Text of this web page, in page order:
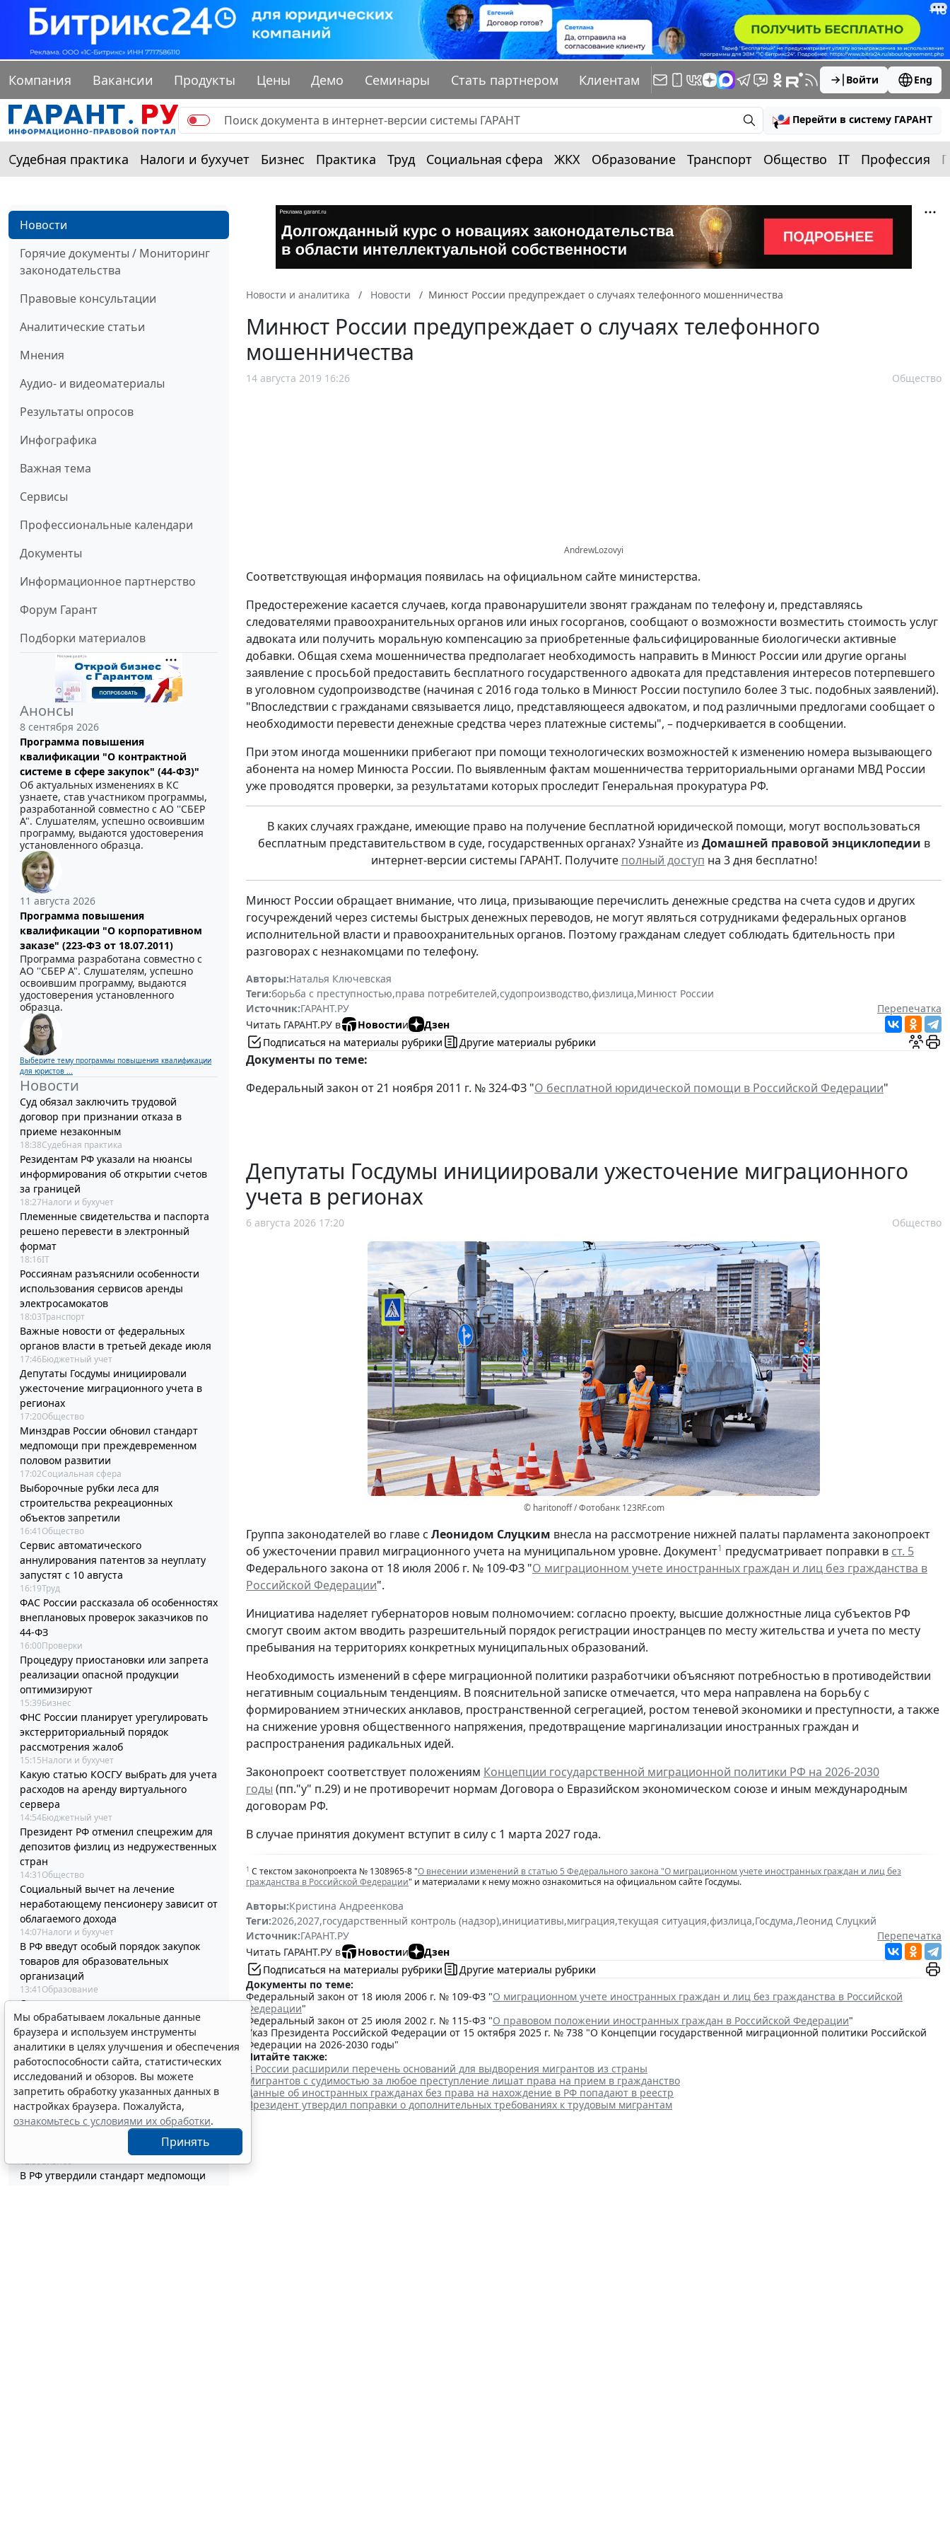
Компания Вакансии Продукты Цены Демо Семинары Стать партнером Клиентам Войти Eng
Перейти в систему ГАРАНТ
Судебная практика Налоги и бухучет Бизнес Практика Труд Социальная сфера ЖКХ Образование Транспорт Общество IT Профессия
Новости
Горячие документы / Мониторинг
законодательства
Правовые консультации
Аналитические статьи
Мнения
Аудио- и видеоматериалы
Результаты опросов
Инфографика
Важная тема
Сервисы
Профессиональные календари
Документы
Информационное партнерство
Форум Гарант
Подборки материалов
Анонсы
8 сентября 2026
Программа повышения
квалификации "О контрактной
системе в сфере закупок" (44-ФЗ)"
Об актуальных изменениях в КС
узнаете, став участником программы,
разработанной совместно с АО ''СБЕР
А". Слушателям, успешно освоившим
программу, выдаются удостоверения
установленного образца.
11 августа 2026
Программа повышения
квалификации "О корпоративном
заказе" (223-ФЗ от 18.07.2011)
Программа разработана совместно с
АО ''СБЕР А". Слушателям, успешно
освоившим программу, выдаются
удостоверения установленного
образца.
Выберите тему программы повышения квалификации
для юристов ...
Новости
Суд обязал заключить трудовой
договор при признании отказа в
приеме незаконным
18:38Судебная практика
Резидентам РФ указали на нюансы
информирования об открытии счетов
за границей
18:27Налоги и бухучет
Племенные свидетельства и паспорта
решено перевести в электронный
формат
18:16IT
Россиянам разъяснили особенности
использования сервисов аренды
электросамокатов
18:03Транспорт
Важные новости от федеральных
органов власти в третьей декаде июля
17:46Бюджетный учет
Депутаты Госдумы инициировали
ужесточение миграционного учета в
регионах
17:20Общество
Минздрав России обновил стандарт
медпомощи при преждевременном
половом развитии
17:02Социальная сфера
Выборочные рубки леса для
строительства рекреационных
объектов запретили
16:41 Общество
Сервис автоматического
аннулирования патентов за неуплату
запустят с 10 августа
16:19Труд
ФАС России рассказала об особенностях
внеплановых проверок заказчиков по
44-ФЗ
16:00Проверки
Процедуру приостановки или запрета
реализации опасной продукции
оптимизируют
15:39Бизнес
ФНС России планирует урегулировать
экстерриториальный порядок
рассмотрения жалоб
15:15Налоги и бухучет
Какую статью КОСГУ выбрать для учета
расходов на аренду виртуального
сервера
14:54Бюджетный учет
Президент РФ отменил спецрежим для
депозитов физлиц из недружественных
стран
14:31 Общество
Социальный вычет на лечение
неработающему пенсионеру зависит от
облагаемого дохода
14:07Налоги и бухучет
В РФ введут особый порядок закупок
товаров для образовательных
организаций
13:41 Образование
Отчет о выполнении квоты для приема
на работу инвалидов надо сдать до 12
октября
13:20Труд
Адвокатские палаты вправе применять
УСН при соблюдении условий и
ограничений
12:58Налоги и бухучет
Контракты по однородным товарам
можно заключать с одним и тем же
12:39Бизнес
В РФ утвердили стандарт медпомощи
Новости и аналитика Новости Минюст России предупреждает о случаях телефонного мошенничества
Минюст России предупреждает о случаях телефонного
мошенничества
14 августа 2019 16:26 Общество
AndrewLozovyi
Соответствующая информация появилась на официальном сайте министерства.
Предостережение касается случаев, когда правонарушители звонят гражданам по телефону и, представляясь
следователями правоохранительных органов или иных госорганов, сообщают о возможности возместить стоимость услуг
адвоката или получить моральную компенсацию за приобретенные фальсифицированные биологически активные
добавки. Общая схема мошенничества предполагает необходимость направить в Минюст России или другие органы
заявление с просьбой предоставить бесплатного государственного адвоката для представления интересов потерпевшего
в уголовном судопроизводстве (начиная с 2016 года только в Минюст России поступило более 3 тыс. подобных заявлений).
"Впоследствии с гражданами связывается лицо, представляющееся адвокатом, и под различными предлогами сообщает о
необходимости перевести денежные средства через платежные системы", – подчеркивается в сообщении.
При этом иногда мошенники прибегают при помощи технологических возможностей к изменению номера вызывающего
абонента на номер Минюста России. По выявленным фактам мошенничества территориальными органами МВД России
уже проводятся проверки, за результатами которых проследит Генеральная прокуратура РФ.
В каких случаях граждане, имеющие право на получение бесплатной юридической помощи, могут воспользоваться
бесплатным представительством в суде, государственных органах? Узнайте из Домашней правовой энциклопедии в
интернет-версии системы ГАРАНТ. Получите полный доступ на 3 дня бесплатно!
Минюст России обращает внимание, что лица, призывающие перечислить денежные средства на счета судов и других
госучреждений через системы быстрых денежных переводов, не могут являться сотрудниками федеральных органов
исполнительной власти и правоохранительных органов. Поэтому гражданам следует соблюдать бдительность при
разговорах с незнакомцами по телефону.
Авторы:Наталья Ключевская
Теги:борьба с преступностью,права потребителей,судопроизводство,физлица,Минюст России
Источник:ГАРАНТ.РУ
Перепечатка
Читать ГАРАНТ.РУ в
Новостии
Дзен
Подписаться на материалы рубрики
Другие материалы рубрики
Документы по теме:
Федеральный закон от 21 ноября 2011 г. № 324-ФЗ "О бесплатной юридической помощи в Российской Федерации"
Депутаты Госдумы инициировали ужесточение миграционного
учета в регионах
6 августа 2026 17:20 Общество
© haritonoff / Фотобанк 123RF.com
Группа законодателей во главе с Леонидом Слуцким внесла на рассмотрение нижней палаты парламента законопроект
об ужесточении правил миграционного учета на муниципальном уровне. Документ1 предусматривает поправки в ст. 5
Федерального закона от 18 июля 2006 г. № 109-ФЗ "О миграционном учете иностранных граждан и лиц без гражданства в
Российской Федерации".
Инициатива наделяет губернаторов новым полномочием: согласно проекту, высшие должностные лица субъектов РФ
смогут своим актом вводить разрешительный порядок регистрации иностранцев по месту жительства и учета по месту
пребывания на территориях конкретных муниципальных образований.
Необходимость изменений в сфере миграционной политики разработчики объясняют потребностью в противодействии
негативным социальным тенденциям. В пояснительной записке отмечается, что мера направлена на борьбу с
формированием этнических анклавов, пространственной сегрегацией, ростом теневой экономики и преступности, а также
на снижение уровня общественного напряжения, предотвращение маргинализации иностранных граждан и
распространения радикальных идей.
Законопроект соответствует положениям Концепции государственной миграционной политики РФ на 2026-2030
годы (пп."у" п.29) и не противоречит нормам Договора о Евразийском экономическом союзе и иным международным
договорам РФ.
В случае принятия документ вступит в силу с 1 марта 2027 года.
1 С текстом законопроекта № 1308965-8 "О внесении изменений в статью 5 Федерального закона "О миграционном учете иностранных граждан и лиц без
гражданства в Российской Федерации" и материалами к нему можно ознакомиться на официальном сайте Госдумы.
Авторы:Кристина Андреенкова
Теги:2026,2027,государственный контроль (надзор),инициативы,миграция,текущая ситуация,физлица,Госдума,Леонид Слуцкий
Источник:ГАРАНТ.РУ
Перепечатка
Читать ГАРАНТ.РУ в
Новостии
Дзен
Подписаться на материалы рубрики
Другие материалы рубрики
Документы по теме:
Федеральный закон от 18 июля 2006 г. № 109-ФЗ "О миграционном учете иностранных граждан и лиц без гражданства в Российской
Федерации"
Федеральный закон от 25 июля 2002 г. № 115-ФЗ "О правовом положении иностранных граждан в Российской Федерации"
Указ Президента Российской Федерации от 15 октября 2025 г. № 738 "О Концепции государственной миграционной политики Российской
Федерации на 2026-2030 годы"
Читайте также:
В России расширили перечень оснований для выдворения мигрантов из страны
Мигрантов с судимостью за любое преступление лишат права на прием в гражданство
Данные об иностранных гражданах без права на нахождение в РФ попадают в реестр
Президент утвердил поправки о дополнительных требованиях к трудовым мигрантам
Мы обрабатываем локальные данные
браузера и используем инструменты
аналитики в целях улучшения и обеспечения
работоспособности сайта, статистических
исследований и обзоров. Вы можете
запретить обработку указанных данных в
настройках браузера. Пожалуйста,
ознакомьтесь с условиями их обработки.
Принять